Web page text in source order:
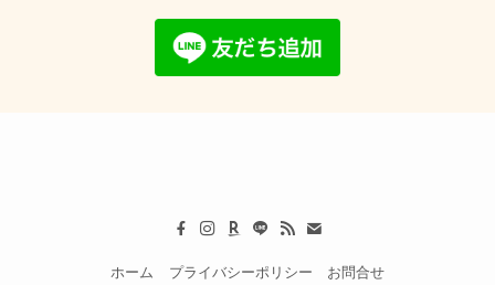
ホーム プライバシーポリシー お問合せ